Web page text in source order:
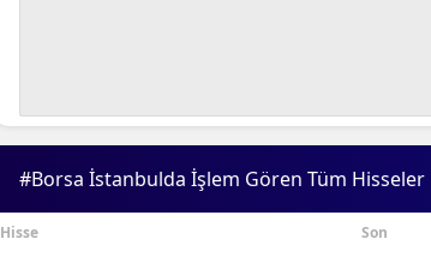
#Borsa İstanbulda İşlem Gören Tüm Hisseler
Hisse Son